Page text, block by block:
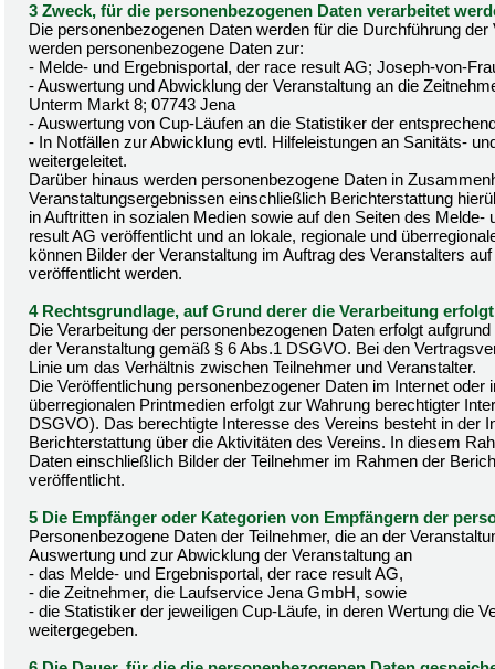
3 Zweck, für die personenbezogenen Daten verarbeitet
Die personenbezogenen Daten werden für die Durchführung
werden personenbezogene Daten zur:
- Melde- und Ergebnisportal, der race result AG; Joseph-von-
- Auswertung und Abwicklung der Veranstaltung an die
Unterm Markt 8; 07743 Jena
- Auswertung von Cup-Läufen an die Statistiker der
- In Notfällen zur Abwicklung evtl. Hilfeleistungen an Sanitäts-
weitergeleitet.
Darüber hinaus werden personenbezogene Daten in
Veranstaltungsergebnissen einschließlich Berichterstattung
in Auftritten in sozialen Medien sowie auf den Seiten des
result AG veröffentlicht und an lokale, regionale und
können Bilder der Veranstaltung im Auftrag des Veranstalters
veröffentlicht werden.
4 Rechtsgrundlage, auf Grund derer die Verarbeitung erfolgt
Die Verarbeitung der personenbezogenen Daten erfolgt
der Veranstaltung gemäß § 6 Abs.1 DSGVO. Bei den
Linie um das Verhältnis zwischen Teilnehmer und Veranstalter.
Die Veröffentlichung personenbezogener Daten im Internet oder
überregionalen Printmedien erfolgt zur Wahrung berechtigter
DSGVO). Das berechtigte Interesse des Vereins besteht in der
Berichterstattung über die Aktivitäten des Vereins. In diesem
Daten einschließlich Bilder der Teilnehmer im Rahmen der
veröffentlicht.
5 Die Empfänger oder Kategorien von Empfängern der
Personenbezogene Daten der Teilnehmer, die an der
Auswertung und zur Abwicklung der Veranstaltung an
- das Melde- und Ergebnisportal, der race result AG,
- die Zeitnehmer, die Laufservice Jena GmbH, sowie
- die Statistiker der jeweiligen Cup-Läufe, in deren Wertung die
weitergegeben.